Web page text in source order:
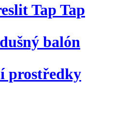
Tap Tap
balón
prostředky